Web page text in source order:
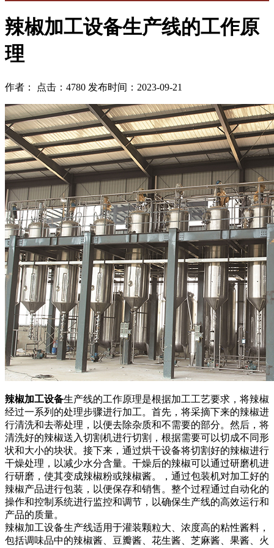
辣椒加工设备生产线的工作原
理
作者： 点击：4780 发布时间：2023-09-21
辣椒加工设备生产线的工作原理是根据加工工艺要求，将辣椒
经过一系列的处理步骤进行加工。首先，将采摘下来的辣椒进
行清洗和去蒂处理，以便去除杂质和不需要的部分。然后，将
清洗好的辣椒送入切割机进行切割，根据需要可以切成不同形
状和大小的块状。接下来，通过烘干设备将切割好的辣椒进行
干燥处理，以减少水分含量。干燥后的辣椒可以通过研磨机进
行研磨，使其变成辣椒粉或辣椒酱。，通过包装机对加工好的
辣椒产品进行包装，以便保存和销售。整个过程通过自动化的
操作和控制系统进行监控和调节，以确保生产线的高效运行和
产品的质量。
辣椒加工设备生产线适用于灌装颗粒大、浓度高的粘性酱料，
包括调味品中的辣椒酱、豆瓣酱、花生酱、芝麻酱、果酱、火